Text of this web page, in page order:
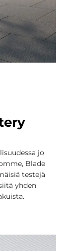
jo
Blade
testejä
yhden